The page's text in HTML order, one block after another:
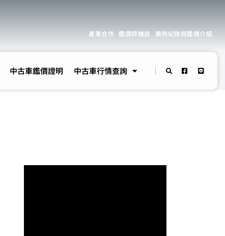
產業合作 鑑價師雜誌 案例紀錄與鑑價介紹
中古車鑑價證明 中古車行情查詢